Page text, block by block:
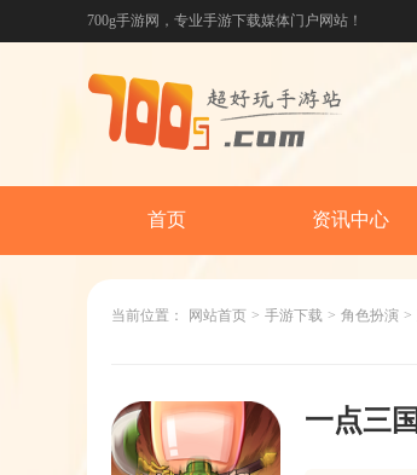
700g手游网，专业手游下载媒体门户网站！
首页 资讯中心
当前位置： 网站首页 > 手游下载 > 角色扮演 >
一点三国